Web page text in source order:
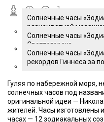
Солнечные часы
разноцветной
Солнечные часы
Светлогорска
Солнечные часы
рекордов Гиннеса за
Гуляя по набережной моря,
солнечных часов под
оригинальной идеи —
жителей. Часы изготовлены
часах — 12 зодиакальных